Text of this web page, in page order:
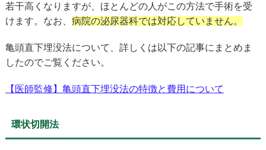
若干高くなりますが、ほとんどの人がこの方法で手術を受
けます。なお、 病院の泌尿器科では対応していません。
亀頭直下埋没法について、詳しくは以下の記事にまとめま
したのでご覧ください。
【医師監修】亀頭直下埋没法の特徴と費用について
環状切開法